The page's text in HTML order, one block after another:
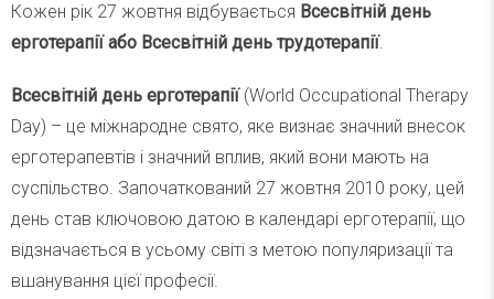
Кожен рік 27 жовтня відбувається Всесвітній день
ерготерапії або Всесвітній день трудотерапії.
Всесвітній день ерготерапії (World Occupational Therapy
Day) – це міжнародне свято, яке визнає значний внесок
ерготерапевтів і значний вплив, який вони мають на
суспільство. Започаткований 27 жовтня 2010 року, цей
день став ключовою датою в календарі ерготерапії, що
відзначається в усьому світі з метою популяризації та
вшанування цієї професії.